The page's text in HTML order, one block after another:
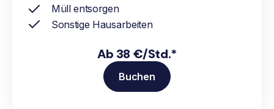
Müll entsorgen
Sonstige Hausarbeiten
Ab 38 €/Std.*
Buchen